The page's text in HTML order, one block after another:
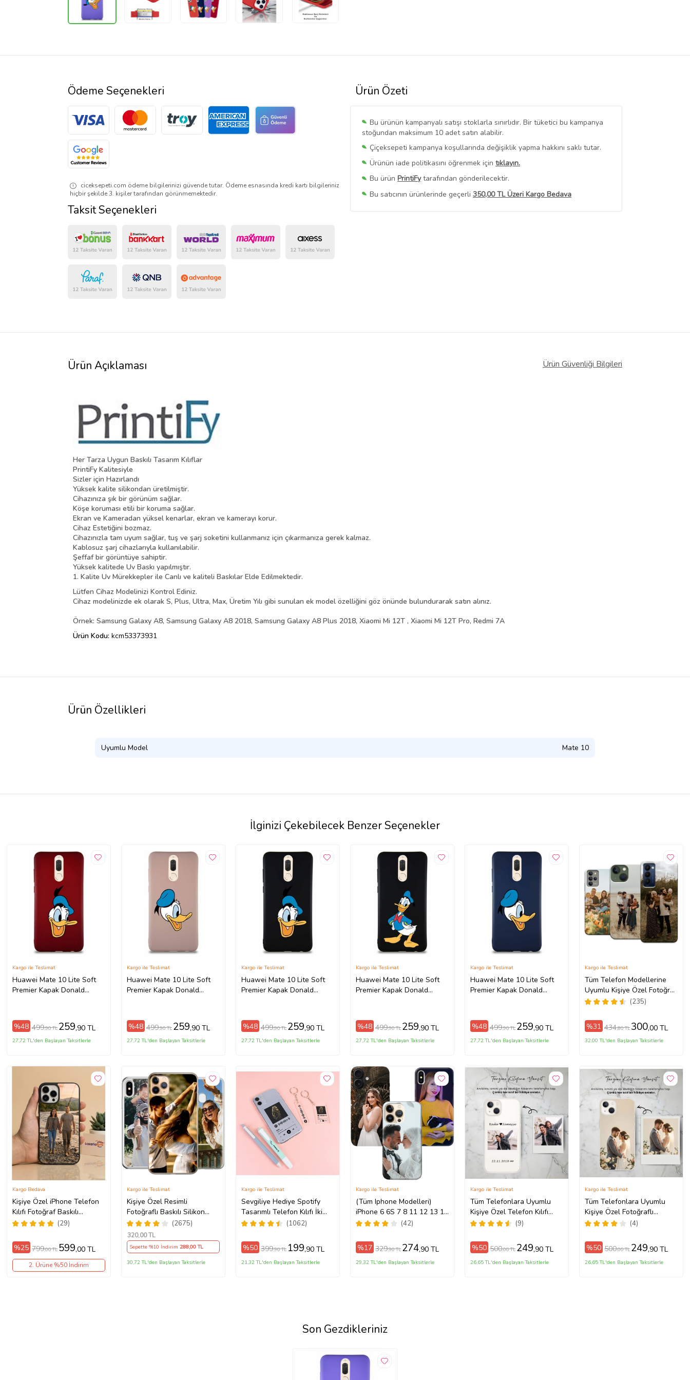
Ürün Özeti
Bu ürünün kampanyalı satışı stoklarla sınırlıdır. Bir tüketici bu kampanya
stoğundan maksimum 10 adet satın alabilir.
Çiçeksepeti kampanya koşullarında değişiklik yapma hakkını saklı tutar.
Ürünün iade politikasını öğrenmek için tıklayın.
Bu ürün PrintiFytarafından gönderilecektir.
Bu satıcının ürünlerinde geçerli 350,00 TL Üzeri Kargo Bedava
Bu SatıcınınTüm Ürünlerini Görüntüle
Ödeme Seçenekleri
ciceksepeti.com ödeme bilgilerinizi güvende tutar. Ödeme esnasında kredi kartı bilgileriniz
hiçbir şekilde 3. kişiler tarafından görünmemektedir.
Taksit Seçenekleri
Ürün Açıklaması Ürün Güvenliği Bilgileri
Her Tarza Uygun Baskılı Tasarım Kılıflar
PrintiFy Kalitesiyle
Sizler için Hazırlandı
Yüksek kalite silikondan üretilmiştir.
Cihazınıza şık bir görünüm sağlar.
Köşe koruması etili bir koruma sağlar.
Ekran ve Kameradan yüksel kenarlar, ekran ve kamerayı korur.
Cihaz Estetiğini bozmaz.
Cihazınızla tam uyum sağlar, tuş ve şarj soketini kullanmanız için çıkarmanıza gerek kalmaz.
Kablosuz şarj cihazlarıyla kullanılabilir.
Şeffaf bir görüntüye sahiptir.
Yüksek kalitede Uv Baskı yapılmıştır.
1. Kalite Uv Mürekkepler ile Canlı ve kaliteli Baskılar Elde Edilmektedir.
Lütfen Cihaz Modelinizi Kontrol Ediniz.
Cihaz modelinizde ek olarak S, Plus, Ultra, Max, Üretim Yılı gibi sunulan ek model özelliğini göz önünde bulundurarak satın alınız.
Örnek: Samsung Galaxy A8, Samsung Galaxy A8 2018, Samsung Galaxy A8 Plus 2018, Xiaomi Mi 12T , Xiaomi Mi 12T Pro, Redmi 7A
Ürün Kodu: kcm53373931
Ürün Özellikleri
Uyumlu Model Mate 10
İlginizi Çekebilecek Benzer Seçenekler
Huawei Mate 10 Lite Soft
Premier Kapak Donald
Kargo ile Teslimat
%48 499,90 TL 259,90 TL
27,72 TL'den Başlayan Taksitlerle
Huawei Mate 10 Lite Soft
Premier Kapak Donald
Kargo ile Teslimat
%48 499,90 TL 259,90 TL
27,72 TL'den Başlayan Taksitlerle
Huawei Mate 10 Lite Soft
Premier Kapak Donald
Kargo ile Teslimat
%48 499,90 TL 259,90 TL
27,72 TL'den Başlayan Taksitlerle
Huawei Mate 10 Lite Soft
Premier Kapak Donald
Kargo ile Teslimat
%48 499,90 TL 259,90 TL
27,72 TL'den Başlayan Taksitlerle
Huawei Mate 10 Lite Soft
Premier Kapak Donald
Kargo ile Teslimat
%48 499,90 TL 259,90 TL
27,72 TL'den Başlayan Taksitlerle
Tüm Telefon Modellerine
Uyumlu Kişiye Özel Fotoğraf
Baskılı Telefon Kılıfı
(235)
Kargo ile Teslimat
%31 434,80 TL 300,00 TL
32,00 TL'den Başlayan Taksitlerle
Kişiye Özel iPhone Telefon
Kılıfı Fotoğraf Baskılı
11/13/14/14Pro/14ProMax/15/15Pro/15ProMax/16/16e/16Plus/16Pro/16ProMax/17/17Air/17Pro/17ProMax
(29)
Kargo Bedava
%25 799,00 TL 599,00 TL
2. Ürüne %50 İndirim
Kişiye Özel Resimli
Fotoğraflı Baskılı Silikon
Telefon Kılıfı Kapak Kılıf
(Telefon Modelleri
Açıklamada)
(2675)
Kargo ile Teslimat
320,00 TL
Sepette %10 İndirim 288,00 TL
30,72 TL'den Başlayan Taksitlerle
Sevgiliye Hediye Spotify
Tasarımlı Telefon Kılıfı İki
Anahtarlık Hediyeli
(1062)
Kargo ile Teslimat
%50 399,90 TL 199,90 TL
21,32 TL'den Başlayan Taksitlerle
(Tüm Iphone Modelleri)
iPhone 6 6S 7 8 11 12 13 14
15 16 17 Pro Max Plus Mini
Fotoğraflı Kılıf
(42)
Kargo ile Teslimat
%17 329,90 TL 274,90 TL
29,32 TL'den Başlayan Taksitlerle
Tüm Telefonlara Uyumlu
Kişiye Özel Telefon Kılıfı
Tüm Modeller Açıklamada
(9)
Kargo ile Teslimat
%50 500,00 TL 249,90 TL
26,65 TL'den Başlayan Taksitlerle
Tüm Telefonlara Uyumlu
Kişiye Özel Fotoğraflı
Telefon Kılıfı Modeller
(4)
Kargo ile Teslimat
%50 500,00 TL 249,90 TL
26,65 TL'den Başlayan Taksitlerle
Son Gezdikleriniz